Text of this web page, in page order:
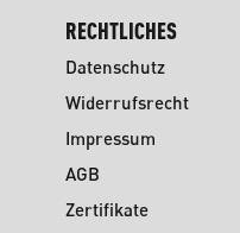
RECHTLICHES
Datenschutz
Widerrufsrecht
Impressum
AGB
Zertifikate